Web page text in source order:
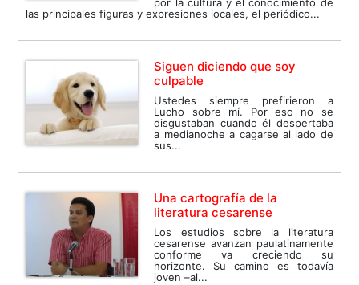
por la cultura y el conocimiento de
las principales figuras y expresiones locales, el periódico...
Siguen diciendo que soy
culpable
Ustedes siempre prefirieron a
Lucho sobre mí. Por eso no se
disgustaban cuando él despertaba
a medianoche a cagarse al lado de
sus...
Una cartografía de la
literatura cesarense
Los estudios sobre la literatura
cesarense avanzan paulatinamente
conforme va creciendo su
horizonte. Su camino es todavía
joven –al...